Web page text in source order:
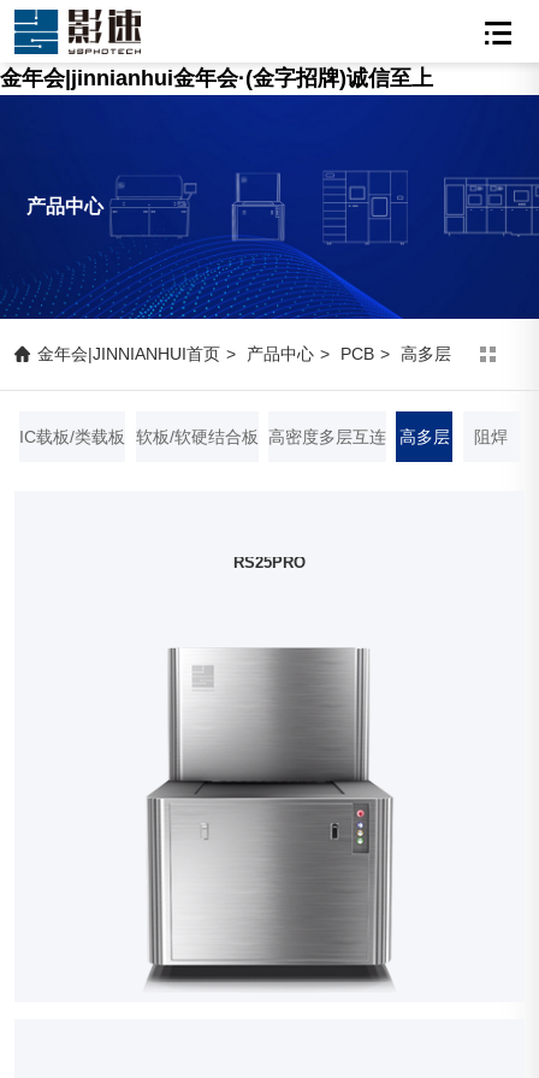
金年会|jinnianhui金年会·(金字招牌)诚信至上
产品中心
金年会|JINNIANHUI首页 > 产品中心 > PCB > 高多层
IC载板/类载板 软板/软硬结合板 高密度多层互连 高多层 阻焊
RS25PRO